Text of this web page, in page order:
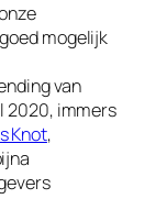
mogelijk
van
2020, immers
Knot,